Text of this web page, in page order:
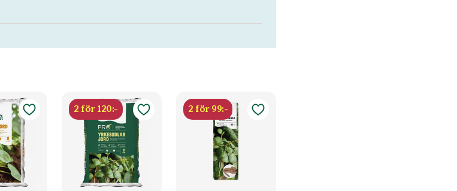
2 för 120:- 2 för 99:-